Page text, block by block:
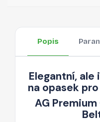
Popis
Elegantní,
na opasek
AG